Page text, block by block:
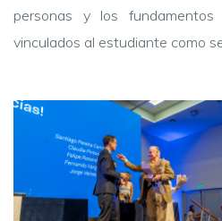
personas y los
vinculados al estudiante como